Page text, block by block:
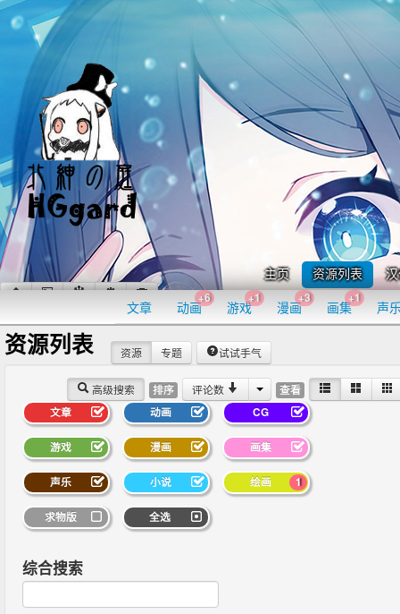
主页 资源列表
文章 动画
+6
游戏
+1
漫画
+3
画集
+1
声
资源列表
高级搜索 排序 评论数 查看
资源 专题 试试手气
文章 动画 CG
游戏 漫画 画集
声乐 小说 1
绘画
求物版 全选
综合搜索